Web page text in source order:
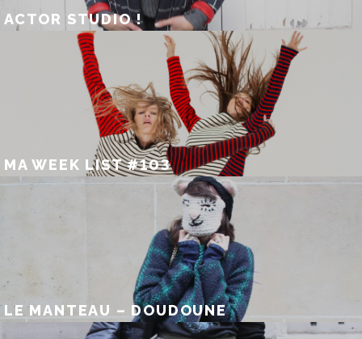
ACTOR STUDIO !
MA WEEK LIST #103
LE MANTEAU – DOUDOUNE